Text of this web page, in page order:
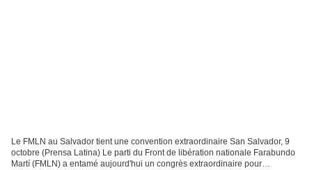
Le FMLN au Salvador tient une convention extraordinaire San Salvador, 9
octobre (Prensa Latina) Le parti du Front de libération nationale Farabundo
Martí (FMLN) a entamé aujourd'hui un congrès extraordinaire pour